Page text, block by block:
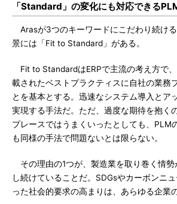
「Standard」の変化にも対応できる
Arasが3つのキーワードにこだわり続け
景には「Fit to Standard」がある。
Fit to StandardはERPで主流の考え方で
載されたベストプラクティスに自社の業務
とを基本とする。迅速なシステム導入とア
実現する手法だ。ただ、過度な期待を抱く
プレースではうまくいったとしても、PLM
も同様の手法で問題ないとは限らない。
その理由の1つが、製造業を取り巻く情
し続けていることだ。SDGsやカーボンニ
った社会的要求の高まりは、あらゆる企業